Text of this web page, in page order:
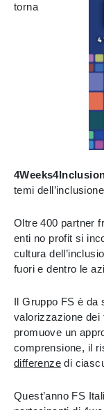
torna
temi
Oltre 400 partner
enti no profit si
cultura
fuori e dentro le
Il Gruppo FS è da
valorizzazione dei
promuove un
comprensione, il
differenze di
Quest’anno FS